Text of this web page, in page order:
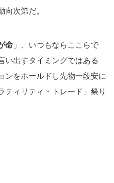
向次第だ。
命 」、いつもならここらで
い出すタイミングではある
ンをホールドし先物一段安に
ティリティ・トレード」祭り